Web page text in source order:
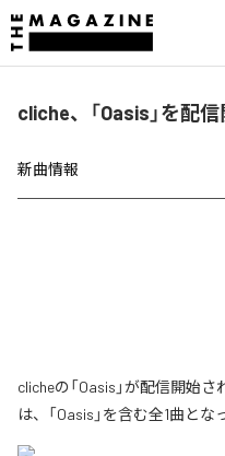
cliche、「Oasis」を配
新曲情報
clicheの「Oasis」が配信開始
は、「Oasis」を含む全1曲とな